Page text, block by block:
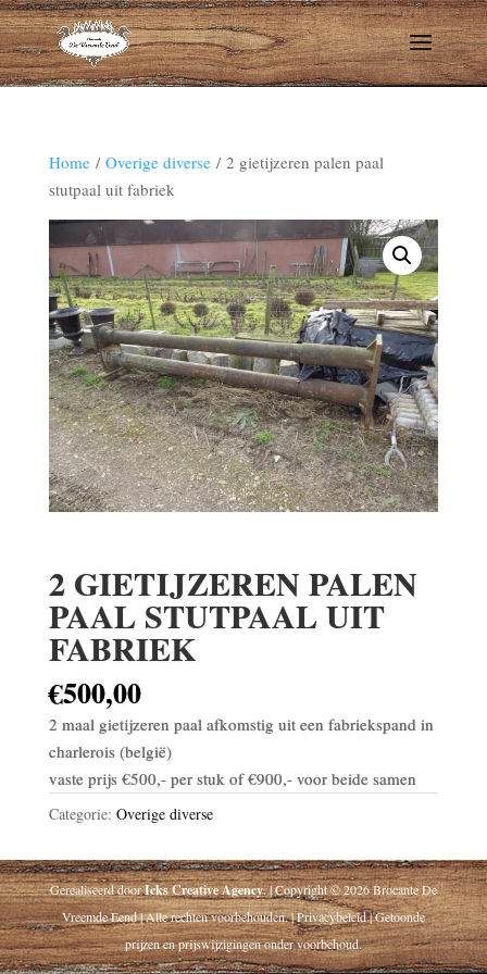
Home/ Overige diverse/ 2 gietijzeren palen paal
stutpaal uit fabriek
2 GIETIJZEREN PALEN
PAAL STUTPAAL UIT
FABRIEK
€500,00
2 maal gietijzeren paal afkomstig uit een fabriekspand in
charlerois (belgië)
vaste prijs €500,- per stuk of €900,- voor beide samen
Categorie: Overige diverse
Gerealiseerd doorIcks Creative Agency. | Copyright © 2026 Brocante De
Vreemde Eend | Alle rechten voorbehouden. | Privacybeleid | Getoonde
prijzen en prijswijzigingen onder voorbehoud.